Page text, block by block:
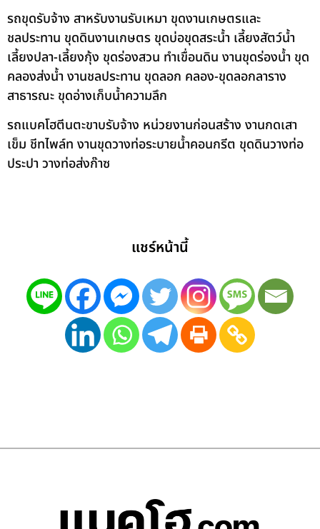
รถขุดรับจ้าง สาหรับงานรับเหมา ขุดงานเกษตรและ
ชลประทาน ขุดดินงานเกษตร ขุดบ่อขุดสระน้ำ เลี้ยงสัตว์น้ำ
เลี้ยงปลา-เลี้ยงกุ้ง ขุดร่องสวน ทำเขื่อนดิน งานขุดร่องน้ำ ขุด
คลองส่งน้ำ งานชลประทาน ขุดลอก คลอง-ขุดลอกลาราง
สาธารณะ ขุดอ่างเก็บน้ำความลึก
รถแบคโฮตีนตะขาบรับจ้าง หน่วยงานก่อนสร้าง งานกดเสา
เข็ม ชีทไพล์ท งานขุดวางท่อระบายน้ำคอนกรีต ขุดดินวางท่อ
ประปา วางท่อส่งก๊าซ
แชร์หน้านี้